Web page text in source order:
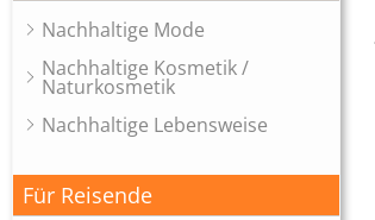
Nachhaltige Mode
Nachhaltige Kosmetik /
Naturkosmetik
Nachhaltige Lebensweise
Für Reisende